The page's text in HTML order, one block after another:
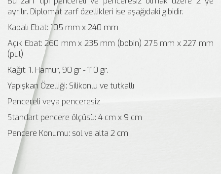
ayrılır. Diplomat zarf özellikleri ise aşağıdaki gibidir.
Kapalı Ebat: 105 mm x 240 mm
Açık Ebat: 260 mm x 235 mm (bobin) 275 mm x 227 mm
(pul)
Kağıt: 1. Hamur, 90 gr - 110 gr.
Yapışkan Özelliği: Silikonlu ve tutkallı
Pencereli veya penceresiz
Standart pencere ölçüsü: 4 cm x 9 cm
Pencere Konumu: sol ve alta 2 cm